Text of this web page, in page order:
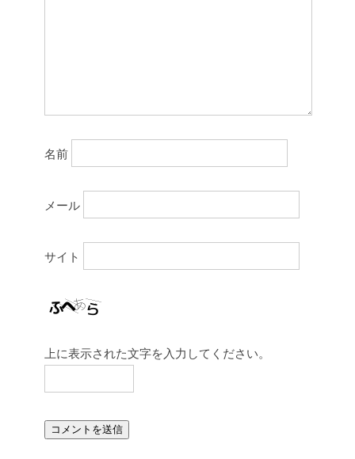
名前
メール
サイト
上に表示された文字を入力してください。